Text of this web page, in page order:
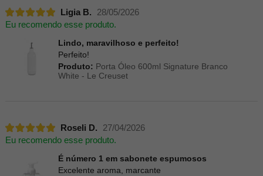
Ligia B.
28/05/2026
Eu recomendo esse produto.
Lindo, maravilhoso e perfeito!
Perfeito!
Produto: Porta Óleo 600ml Signature Branco
White - Le Creuset
Roseli D.
27/04/2026
Eu recomendo esse produto.
É número 1 em sabonete espumosos
Excelente aroma, marcante